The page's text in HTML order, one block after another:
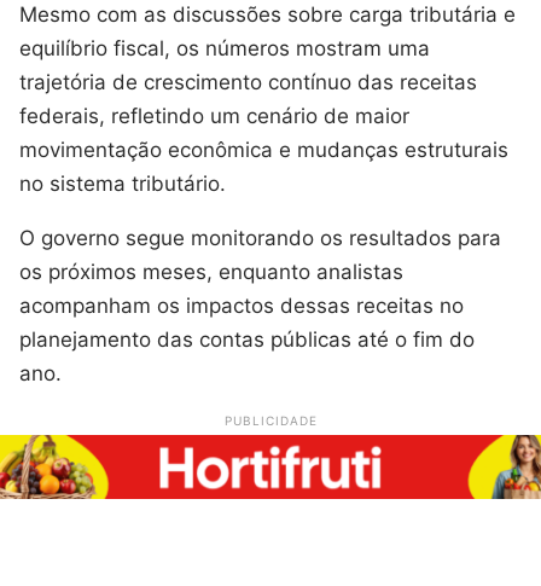
Mesmo com as discussões sobre carga tributária e
equilíbrio fiscal, os números mostram uma
trajetória de crescimento contínuo das receitas
federais, refletindo um cenário de maior
movimentação econômica e mudanças estruturais
no sistema tributário.
O governo segue monitorando os resultados para
os próximos meses, enquanto analistas
acompanham os impactos dessas receitas no
planejamento das contas públicas até o fim do
ano.
PUBLICIDADE